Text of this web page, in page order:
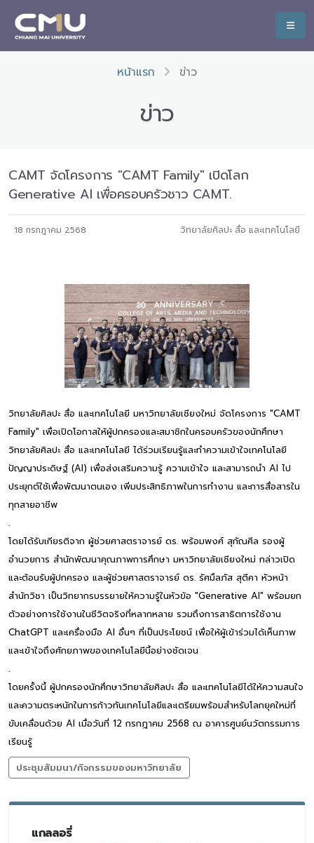
หน้าแรก ข่าว
ข่าว
CAMT จัดโครงการ "CAMT Family" เปิดโลก
Generative AI เพื่อครอบครัวชาว CAMT.
18 กรกฎาคม 2568 วิทยาลัยศิลปะ สื่อ และเทคโนโลยี
วิทยาลัยศิลปะ สื่อ และเทคโนโลยี มหาวิทยาลัยเชียงใหม่ จัดโครงการ "CAMT
Family" เพื่อเปิดโอกาสให้ผู้ปกครองและสมาชิกในครอบครัวของนักศึกษา
วิทยาลัยศิลปะ สื่อ และเทคโนโลยี ได้ร่วมเรียนรู้และทำความเข้าใจเทคโนโลยี
ปัญญาประดิษฐ์ (AI) เพื่อส่งเสริมความรู้ ความเข้าใจ และสามารถนำ AI ไป
ประยุกต์ใช้เพื่อพัฒนาตนเอง เพิ่มประสิทธิภาพในการทำงาน และการสื่อสารใน
ทุกสายอาชีพ
.
โดยได้รับเกียรติจาก ผู้ช่วยศาสตราจารย์ ดร. พร้อมพงศ์ สุกัณศีล รองผู้
อำนวยการ สำนักพัฒนาคุณภาพการศึกษา มหาวิทยาลัยเชียงใหม่ กล่าวเปิด
และต้อนรับผู้ปกครอง และผู้ช่วยศาสตราจารย์ ดร. รัศมิ์ลภัส สุตีคา หัวหน้า
สำนักวิชา เป็นวิทยากรบรรยายให้ความรู้ในหัวข้อ "Generative AI" พร้อมยก
ตัวอย่างการใช้งานในชีวิตจริงที่หลากหลาย รวมถึงการสาธิตการใช้งาน
ChatGPT และเครื่องมือ AI อื่นๆ ที่เป็นประโยชน์ เพื่อให้ผู้เข้าร่วมได้เห็นภาพ
และเข้าใจถึงศักยภาพของเทคโนโลยีนี้อย่างชัดเจน
.
โดยครั้งนี้ ผู้ปกครองนักศึกษาวิทยาลัยศิลปะ สื่อ และเทคโนโลยีได้ให้ความสนใจ
และความตระหนักในการก้าวทันเทคโนโลยีและเตรียมพร้อมสำหรับโลกยุคใหม่ที่
ขับเคลื่อนด้วย AI เมื่อวันที่ 12 กรกฎาคม 2568 ณ อาคารศูนย์นวัตกรรมการ
เรียนรู้
ประชุมสัมมนา/กิจกรรมของมหาวิทยาลัย
แกลลอรี่